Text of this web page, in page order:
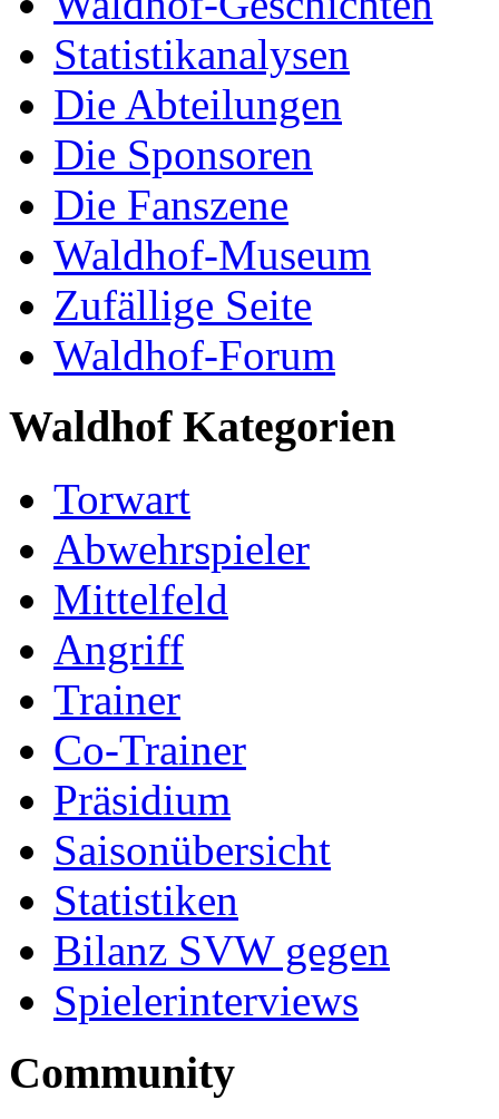
Statistikanalysen
Die Abteilungen
Die Sponsoren
Die Fanszene
Waldhof-Museum
Zufällige Seite
Waldhof-Forum
Waldhof Kategorien
Torwart
Abwehrspieler
Mittelfeld
Angriff
Trainer
Co-Trainer
Präsidium
Saisonübersicht
Statistiken
Bilanz SVW gegen
Spielerinterviews
Community